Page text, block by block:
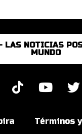
LAS NOTICIAS
MUNDO
Términos